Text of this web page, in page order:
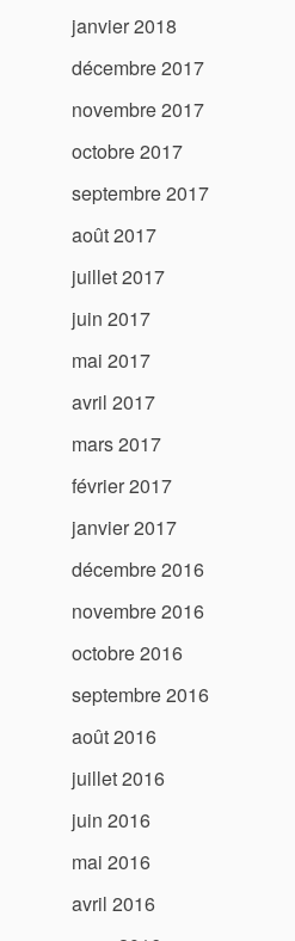
janvier 2018
décembre 2017
novembre 2017
octobre 2017
septembre 2017
août 2017
juillet 2017
juin 2017
mai 2017
avril 2017
mars 2017
février 2017
janvier 2017
décembre 2016
novembre 2016
octobre 2016
septembre 2016
août 2016
juillet 2016
juin 2016
mai 2016
avril 2016